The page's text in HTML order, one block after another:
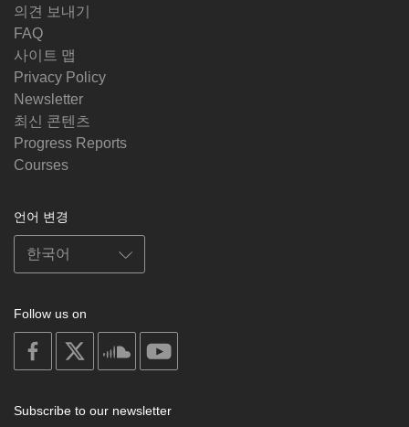
의견 보내기
FAQ
사이트 맵
Privacy Policy
Newsletter
최신 콘텐츠
Progress Reports
Courses
언어 변경
Follow us on
on
facebook
soundcloud
Subscribe to our newsletter